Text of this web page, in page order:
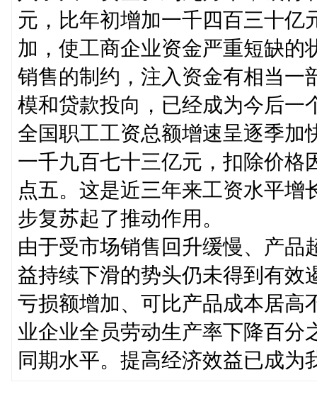
元，比年初增加一千四百三十亿
加，使工商企业资金严重短缺的
销售的制约，注入资金有相当一
模和贷款投向，已经成为今后一
全国职工工资总额增速呈逐季加
一千九百七十三亿元，扣除价格
点五。这是近三年来工资水平
步复苏起了推动作用。
由于受市场销售回升缓慢、产品
益持续下滑的势头仍未得到有效
亏损额增加、可比产品成本居高
业企业全员劳动生产率下降百分
同期水平。提高经济效益已成为